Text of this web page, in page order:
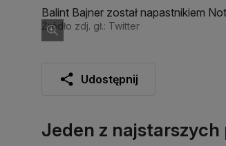
Balint Bajner został napastnikiem
Źródło zdj. gł.: Twitter
Udostępnij
Jeden z najstarszych